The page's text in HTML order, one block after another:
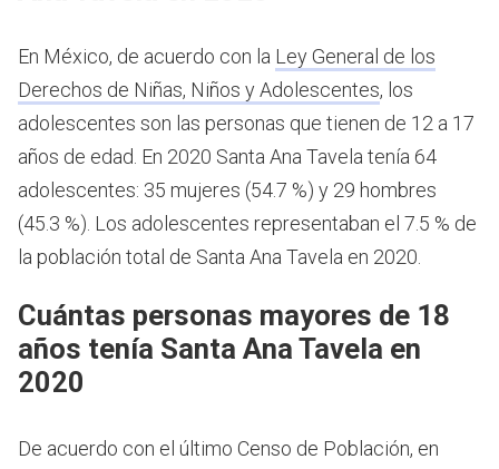
En México, de acuerdo con la Ley General de los
Derechos de Niñas, Niños y Adolescentes, los
adolescentes son las personas que tienen de 12 a 17
años de edad. En 2020 Santa Ana Tavela tenía 64
adolescentes: 35 mujeres (54.7 %) y 29 hombres
(45.3 %). Los adolescentes representaban el 7.5 % de
la población total de Santa Ana Tavela en 2020.
Cuántas personas mayores de 18
años tenía Santa Ana Tavela en
2020
De acuerdo con el último Censo de Población, en